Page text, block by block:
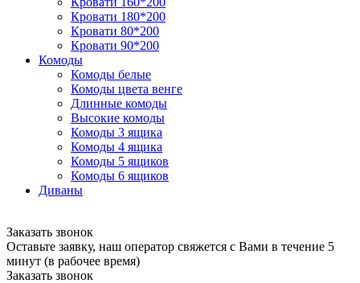
Кровати 180*200
Кровати 80*200
Кровати 90*200
Комоды
Комоды белые
Комоды цвета венге
Длинные комоды
Высокие комоды
Комоды 3 ящика
Комоды 4 ящика
Комоды 5 ящиков
Комоды 6 ящиков
Диваны
Заказать звонок
Оставьте заявку, наш оператор свяжется с Вами в течение 5
минут (в рабочее время)
Заказать звонок